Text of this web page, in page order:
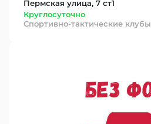
Пермская улица, 7 ст1
Круглосуточно
Спортивно-тактические клубы